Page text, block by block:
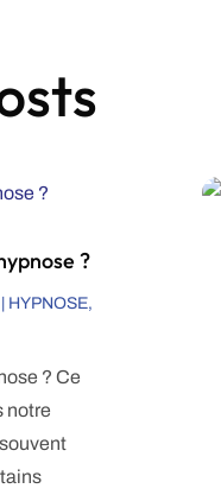
?
HYPNOSE,
? Ce
notre